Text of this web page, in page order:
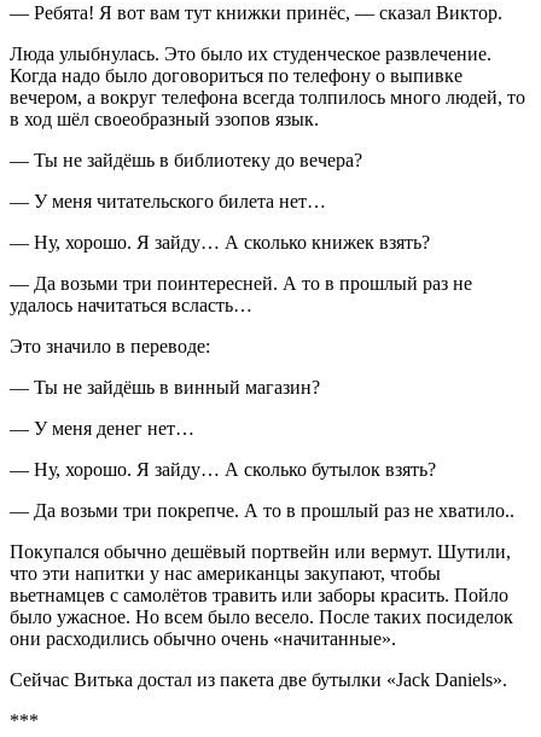
— Ребята! Я вот вам тут книжки принёс, — сказал Виктор.
Люда улыбнулась. Это было их студенческое развлечение.
Когда надо было договориться по телефону о выпивке
вечером, а вокруг телефона всегда толпилось много людей, то
в ход шёл своеобразный эзопов язык.
— Ты не зайдёшь в библиотеку до вечера?
— У меня читательского билета нет…
— Ну, хорошо. Я зайду… А сколько книжек взять?
— Да возьми три поинтересней. А то в прошлый раз не
удалось начитаться всласть…
Это значило в переводе:
— Ты не зайдёшь в винный магазин?
— У меня денег нет…
— Ну, хорошо. Я зайду… А сколько бутылок взять?
— Да возьми три покрепче. А то в прошлый раз не хватило..
Покупался обычно дешёвый портвейн или вермут. Шутили,
что эти напитки у нас американцы закупают, чтобы
вьетнамцев с самолётов травить или заборы красить. Пойло
было ужасное. Но всем было весело. После таких посиделок
они расходились обычно очень «начитанные».
Сейчас Витька достал из пакета две бутылки «Jack Daniels».
***